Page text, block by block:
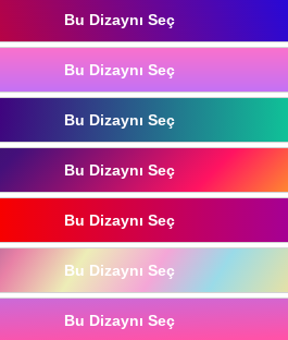
Bu Dizaynı Seç
Bu Dizaynı Seç
Bu Dizaynı Seç
Bu Dizaynı Seç
Bu Dizaynı Seç
Bu Dizaynı Seç
Bu Dizaynı Seç